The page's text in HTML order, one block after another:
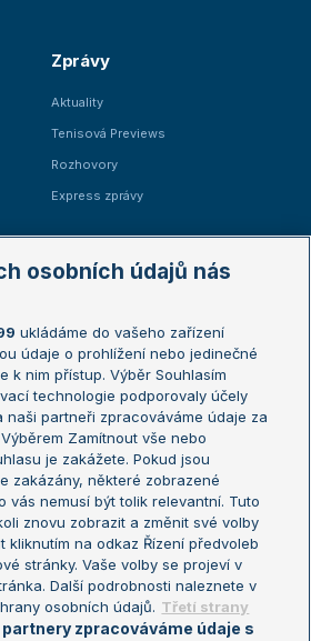
Zprávy
Aktuality
Tenisová Previews
Rozhovory
Express zprávy
Australian Open
French Open
Wimbledon
US Open
Turnaj mistrů
Turnaj mistryň
osobních údajů nás
ukládáme do vašeho zařízení
údaje o prohlížení nebo jedinečné
k nim přístup. Výběr Souhlasím
technologie podporovaly účely
naši partneři zpracováváme údaje za
Zamítnout vše nebo
je zakážete. Pokud jsou
zakázány, některé zobrazené
vás nemusí být tolik relevantní. Tuto
znovu zobrazit a změnit své volby
kliknutím na odkaz Řízení předvoleb
stránky. Vaše volby se projeví v
Další podrobnosti naleznete v
osobních údajů. Třetí strany
zpracováváme údaje s